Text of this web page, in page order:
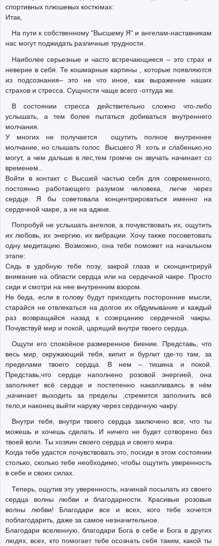
спортивных плюшевых костюмах:
Итак,
На пути к собственному "Высшему Я" и ангелам-наставникам
нас могут поджидать различные трудности.
Наиболее серьезные и часто встречающиеся – это страх и
неверие в себя. Те кошмарные картины , которые появляются
из подсознания– это не что иное, как выражение наших
страхов и стресса. Сущности чаще всего -оттуда же.
В состоянии стресса действительно сложно что-либо
услышать, а тем более пытаться добиваться внутреннего
молчания.
У многих не получается ощутить полное внутреннее
молчание, но слышать голос Высшего Я хоть и слабенько,но
могут, а чем дальше в лес,тем громче он звучать начинает со
временем..
Войти в контакт с Высшей частью себя для современного,
постоянно работающего разумом человека, легче через
сердце. Я бы советовала концентрироваться именно на
сердечной чакре, а не на аджне.
Попробуй не услышать ангелов, а почувствовать их, ощутить
их любовь, их энергию, их вибрации. Хочу также посоветовать
одну медитацию. Возможно, она тебе поможет на начальном
этапе:
Сядь в удобную тебе позу, закрой глаза и сконцентрируй
внимание на области сердца или на сердечной чакре. Просто
сиди и смотри на нее внутренним взором.
Не беда, если в голову будут приходить посторонние мысли,
старайся не отвлекаться на долгое их обдумывание и каждый
раз возвращайся назад к созерцанию сердечной чакры.
Почувствуй мир и покой, царящий внутри твоего сердца.
Ощути его спокойное размеренное биение. Представь, что
весь мир, окружающий тебя, кипит и бурлит где-то там, за
пределами твоего сердца. В нем – тишина и покой.
Представь,что сердце наполнено розовой энергией, она
заполняет всё сердце и постепенно накапливаясь в нём
,начинает выходить за пределы ,стремится заполнить всё
тело,и наконец выйти наружу через сердечную чакру.
Внутри тебя, внутри твоего сердца заключено все, что ты
можешь и хочешь сделать. И ничего не будет сотворено без
твоей воли. Ты хозяин своего сердца и своего мира.
Когда тебе удастся почувствовать это, посиди в этом состоянии
столько, сколько тебе необходимо, чтобы ощутить уверенность
в себе и своих силах.
Теперь, ощутив эту уверенность, начинай посылать из своего
сердца волны любви и благодарности. Красивые розовые
волны любви! Благодари все и всех, кого тебе хочется
поблагодарить, даже за самое незначительное.
Благодари вселенную, благодари Бога в себе и Бога в других
людях, всех, кто помогает тебе осознать себя таким, какой ты